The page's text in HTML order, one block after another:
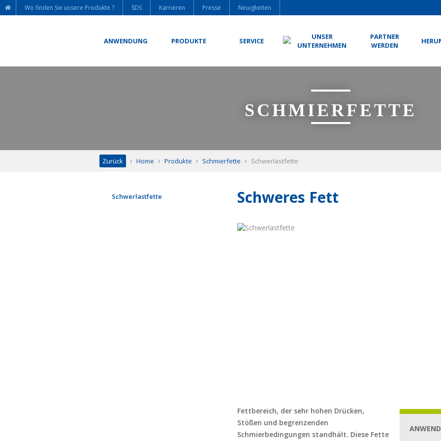
Wo finden Sie unsere Produkte ? SDS Karrieren Presse Neuigkeiten
ANWENDUNG PRODUKTE SERVICE
UNSER
UNTERNEHMEN
PARTNER
WERDEN
SCHMIERFETTE
Zurück Home Produkte Schmierfette Schwerlastfette
Schwerlastfette Schweres Fett
Fettbereich, der sehr hohen Drücken,
Stößen und begrenzenden
Schmierbedingungen standhält. Diese Fette